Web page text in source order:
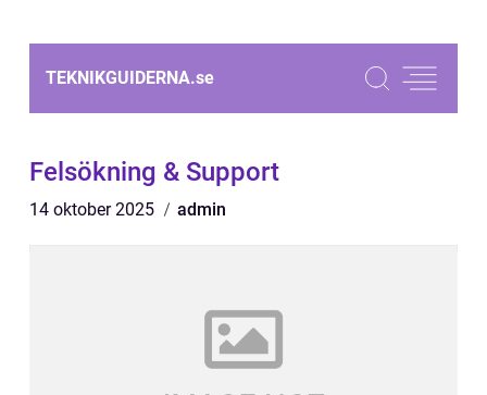
TEKNIKGUIDERNA.se
Felsökning & Support
14 oktober 2025 admin